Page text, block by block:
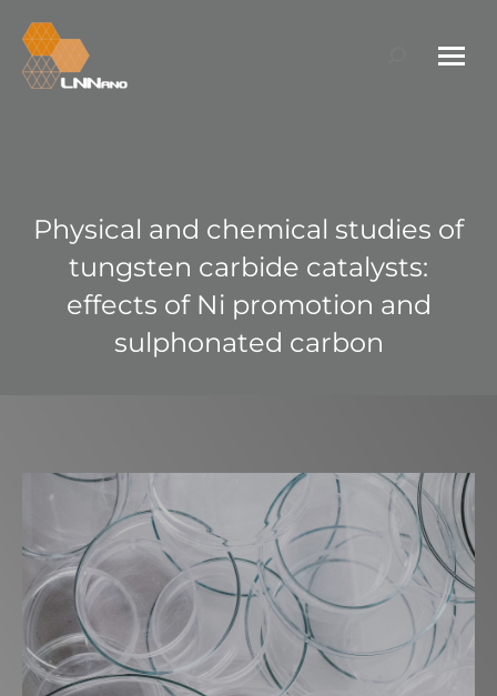
Search:
Physical and chemical studies of
tungsten carbide catalysts:
effects of Ni promotion and
sulphonated carbon